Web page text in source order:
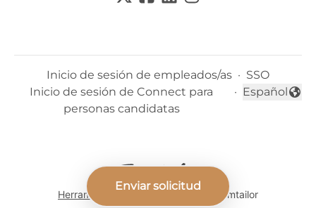
Enviar solicitud
Inicio de sesión de empleados/as · SSO
Inicio de sesión de Connect para
personas candidatas
·
Cambiar
Español
Herramientas de seguimiento de Teamtailor